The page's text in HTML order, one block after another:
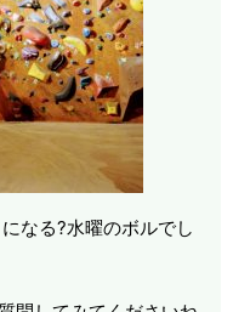
なる?水曜のボルでし